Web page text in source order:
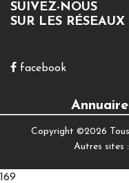
SUIVEZ-NOUS
SUR LES
facebook
Copyright ©2026
Autres sites :
169